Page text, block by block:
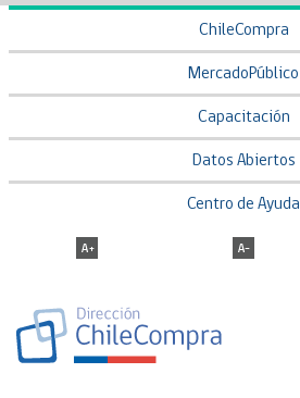
ChileCompra
MercadoPúblico
Capacitación
Datos Abiertos
Centro de Ayuda